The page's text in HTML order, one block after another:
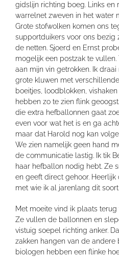
gidslijn richting boeg. Links en
warrelnet zweven in het water
Grote stofwolken komen ons
supportduikers voor ons bezig
de netten. Sjoerd en Ernst
mogelijk een postzak te
aan mijn vin getrokken. Ik
grote kluwen met
boeitjes, loodblokken,
hebben zo te zien flink
die extra hefballonnen gaat
even voor wat het is en ga
maar dat Harold nog kan
We zien namelijk geen hand
de communicatie lastig. Ik tik
haar hefballon nodig hebt. Ze
en geeft direct gehoor.
met wie ik al jarenlang dit
Met moeite vind ik plaats
Ze vullen de ballonnen en
vistuig soepel richting anker.
zakken hangen van de
biologen hebben een flinke